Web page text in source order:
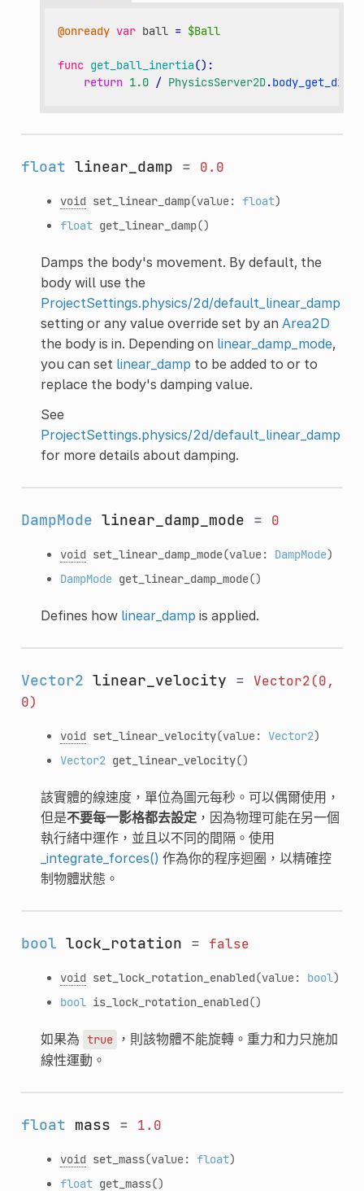
@onready var ball = $Ball
func get_ball_inertia():
return 1.0 / PhysicsServer2D.
float linear_damp = 0.0
void set_linear_damp(value: float)
float get_linear_damp()
Damps the body's movement. By default, the
body will use the
ProjectSettings.physics/2d/default_linear_damp
setting or any value override set by an Area2D
the body is in. Depending on linear_damp_mode,
you can set linear_damp to be added to or to
replace the body's damping value.
See
ProjectSettings.physics/2d/default_linear_damp
for more details about damping.
DampMode linear_damp_mode = 0
void set_linear_damp_mode(value: DampMode)
DampMode get_linear_damp_mode()
Defines how linear_damp is applied.
Vector2 linear_velocity = Vector2(0,
0)
void set_linear_velocity(value: Vector2)
Vector2 get_linear_velocity()
該實體的線速度，單位為圖元每秒。可以偶爾使用，
但是不要每一影格都去設定，因為物理可能在另一個
執行緒中運作，並且以不同的間隔。使用
_integrate_forces() 作為你的程序迴圈，以精確控
制物體狀態。
bool lock_rotation = false
void set_lock_rotation_enabled(value: bool)
bool is_lock_rotation_enabled()
如果為 true
，則該物體不能旋轉。重力和力只施加
線性運動。
float mass = 1.0
void set_mass(value: float)
float get_mass()